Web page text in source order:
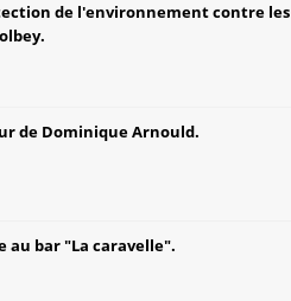
de l'environnement contre les
de Dominique Arnould.
au bar "La caravelle".